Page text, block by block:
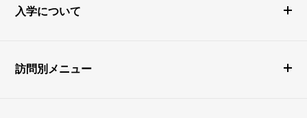
入学について
訪問別メニュー